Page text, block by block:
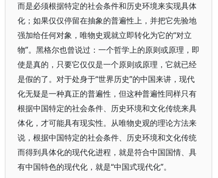
而是必须根据特定的社会条件和历史环境来实现具体
化；如果仅仅停留在抽象的普遍性上，并把它先验地
强加给任何对象，唯物史观就立即转化为它的“对立
物”。黑格尔也曾说过：一个哲学上的原则或原理，即
使是真的，只要它仅仅是一个原则或原理，它就已经
是假的了。对于处身于“世界历史”的中国来讲，现代
化无疑是一种真正的普遍性，但这种普遍性同样只有
根据中国特定的社会条件、历史环境和文化传统来具
体化，才可能具有现实性。从唯物史观的理论方法来
说，根据中国特定的社会条件、历史环境和文化传统
而得到具体化的现代化进程，就是符合中国国情、具
有中国特色的现代化，就是“中国式现代化”。